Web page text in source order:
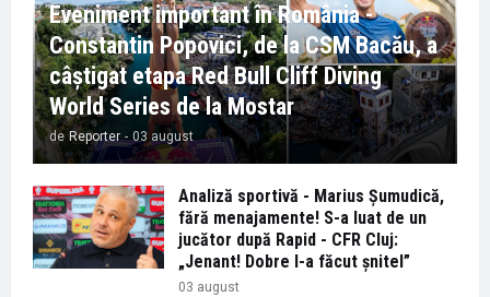
Eveniment important în România -
Constantin Popovici, de la CSM Bacău, a
câștigat etapa Red Bull Cliff Diving
World Series de la Mostar
de Reporter - 03 august
Analiză sportivă - Marius Șumudică,
fără menajamente! S-a luat de un
jucător după Rapid - CFR Cluj:
„Jenant! Dobre l-a făcut șnitel”
03 august